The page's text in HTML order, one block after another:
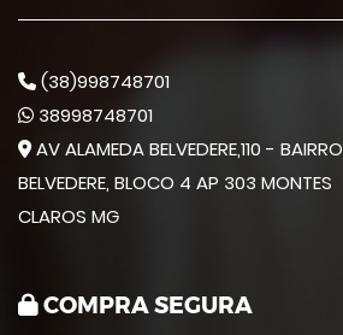
(38)998748701
38998748701
AV ALAMEDA BELVEDERE,110 - BAIRRO
BELVEDERE, BLOCO 4 AP 303 MONTES
CLAROS MG
COMPRA SEGURA